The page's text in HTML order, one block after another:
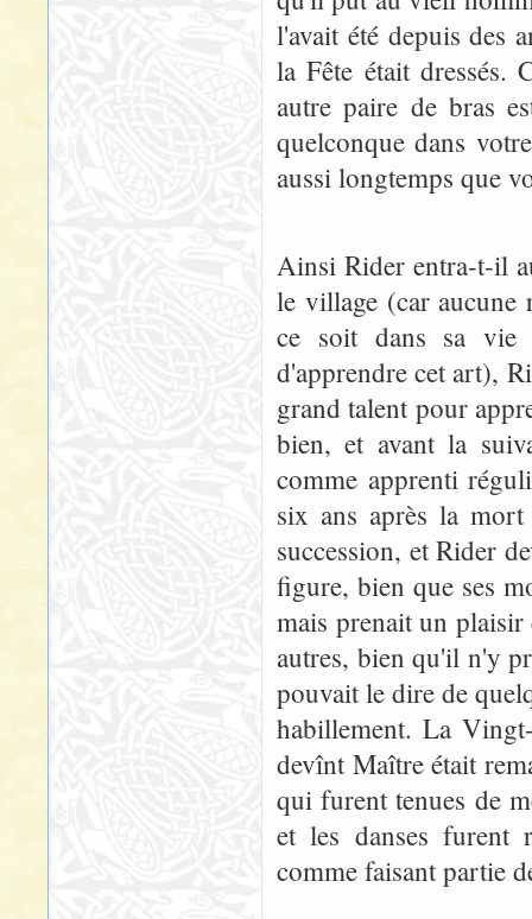
l'avait été depuis des
la Fête était
autre paire de bras
quelconque dans
aussi longtemps que
Ainsi Rider entra-t-il
le village (car aucune
ce soit dans sa vie
d'apprendre cet art),
grand talent pour
bien, et avant la
comme apprenti
six ans après la
succession, et Rider
figure, bien que ses
mais prenait un plaisir
autres, bien qu'il n'y
pouvait le dire de
habillement. La
devînt Maître était
qui furent tenues de
et les danses furent
comme faisant partie